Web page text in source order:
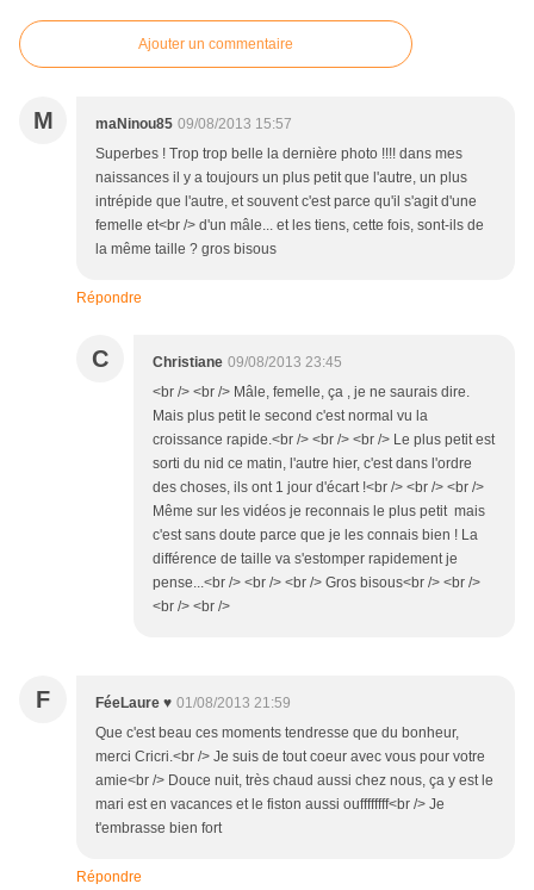
Ajouter un commentaire
M maNinou85 09/08/2013 15:57
Superbes ! Trop trop belle la dernière photo !!!! dans mes
naissances il y a toujours un plus petit que l'autre, un plus
intrépide que l'autre, et souvent c'est parce qu'il s'agit d'une
femelle et<br /> d'un mâle... et les tiens, cette fois, sont-ils de
la même taille ? gros bisous
Répondre
C Christiane 09/08/2013 23:45
<br /> <br /> Mâle, femelle, ça , je ne saurais dire.
Mais plus petit le second c'est normal vu la
croissance rapide.<br /> <br /> <br /> Le plus petit est
sorti du nid ce matin, l'autre hier, c'est dans l'ordre
des choses, ils ont 1 jour d'écart !<br /> <br /> <br />
Même sur les vidéos je reconnais le plus petit mais
c'est sans doute parce que je les connais bien ! La
différence de taille va s'estomper rapidement je
pense...<br /> <br /> <br /> Gros bisous<br /> <br />
<br /> <br />
F FéeLaure ♥ 01/08/2013 21:59
Que c'est beau ces moments tendresse que du bonheur,
merci Cricri.<br /> Je suis de tout coeur avec vous pour votre
amie<br /> Douce nuit, très chaud aussi chez nous, ça y est le
mari est en vacances et le fiston aussi ouffffffff<br /> Je
t'embrasse bien fort
Répondre